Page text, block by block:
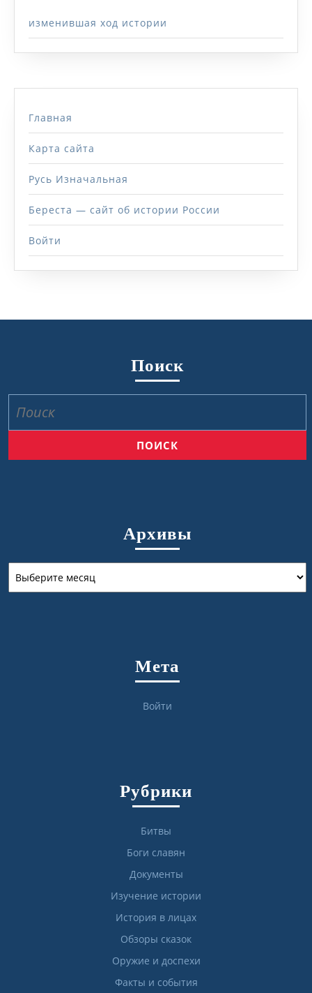
изменившая ход истории
Главная
Карта сайта
Русь Изначальная
Береста — сайт об истории России
Войти
Поиск
Архивы
Мета
Войти
Рубрики
Битвы
Боги славян
Документы
Изучение истории
История в лицах
Обзоры сказок
Оружие и доспехи
Факты и события